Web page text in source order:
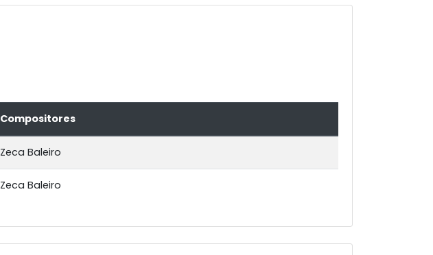
Compositores
Zeca Baleiro
Zeca Baleiro